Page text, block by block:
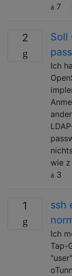
7
2
Soll
Ich
wie
3
1
ssh
Ich
Tap-